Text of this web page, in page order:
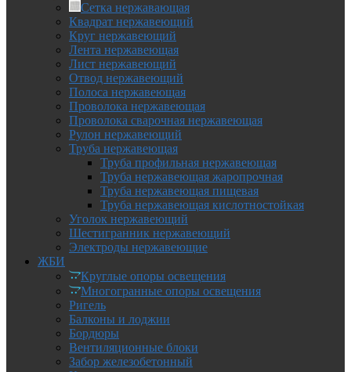
Сетка нержавающая
Квадрат нержавеющий
Круг нержавеющий
Лента нержавеющая
Лист нержавеющий
Отвод нержавеющий
Полоса нержавеющая
Проволока нержавеющая
Проволока сварочная нержавеющая
Рулон нержавеющий
Труба нержавеющая
Труба профильная нержавеющая
Труба нержавеющая жаропрочная
Труба нержавеющая пищевая
Труба нержавеющая кислотностойкая
Уголок нержавеющий
Шестигранник нержавеющий
Электроды нержавеющие
ЖБИ
Круглые опоры освещения
Многогранные опоры освещения
Ригель
Балконы и лоджии
Бордюры
Вентиляционные блоки
Забор железобетонный